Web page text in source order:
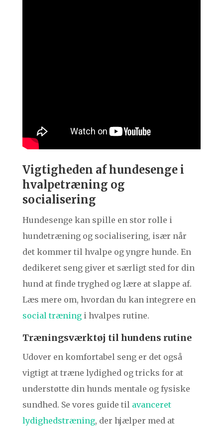
Vigtigheden af hundesenge i
hvalpetræning og
socialisering
Hundesenge kan spille en stor rolle i
hundetræning og socialisering, især når
det kommer til hvalpe og yngre hunde. En
dedikeret seng giver et særligt sted for din
hund at finde tryghed og lære at slappe af.
Læs mere om, hvordan du kan integrere en
social træningi hvalpes rutine.
Træningsværktøj til hundens rutine
Udover en komfortabel seng er det også
vigtigt at træne lydighed og tricks for at
understøtte din hunds mentale og fysiske
sundhed. Se vores guide til avanceret
lydighedstræning, der hjælper med at